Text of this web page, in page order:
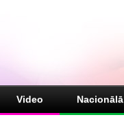
Video